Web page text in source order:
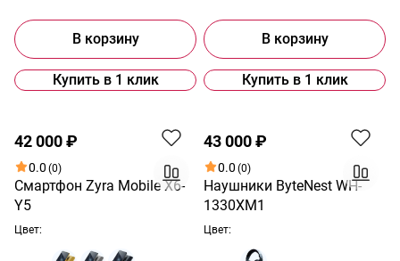
В корзину
Купить в 1 клик
В корзину
Купить в 1 клик
Хит
42 000 ₽
0.0 (0)
Смартфон Zyra Mobile X6-
Y5
Цвет:
Хит
43 000 ₽
0.0 (0)
Наушники ByteNest WH-
1330XM1
Цвет: